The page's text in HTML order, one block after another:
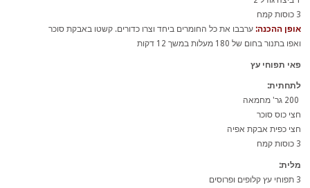
3 כוסות קמח
אופן ההכנה: ערבבו את כל החומרים ביחד וצרו כדורים. קשטו באבקת סוכר
ואפו בתנור בחום של 180 מעלות במשך 12 דקות
פאי תפוחי עץ
לתחתית:
חצי כוס סוכר
חצי כפית אבקת אפיה
3 כוסות קמח
מלית:
3 תפוחי עץ קלופים ופרוסים